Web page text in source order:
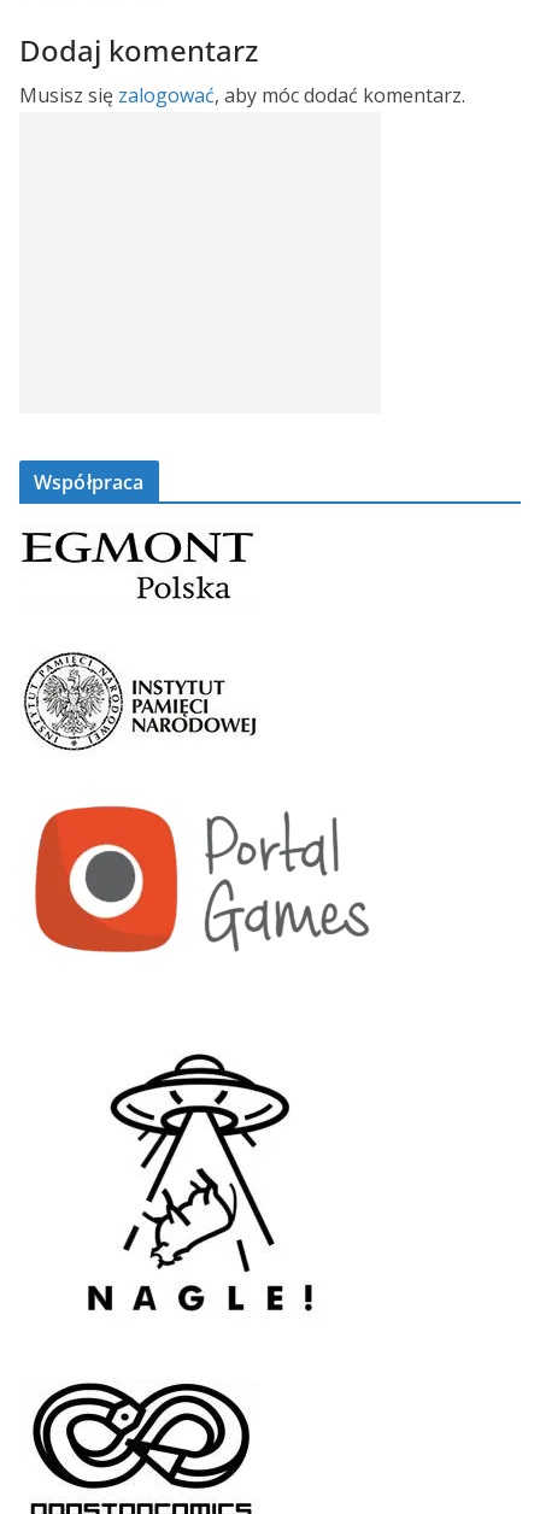
Dodaj komentarz
Musisz się zalogować, aby móc dodać komentarz.
Współpraca